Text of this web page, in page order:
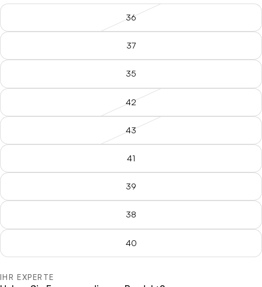
36
37
35
42
43
41
39
38
40
IHR EXPERTE